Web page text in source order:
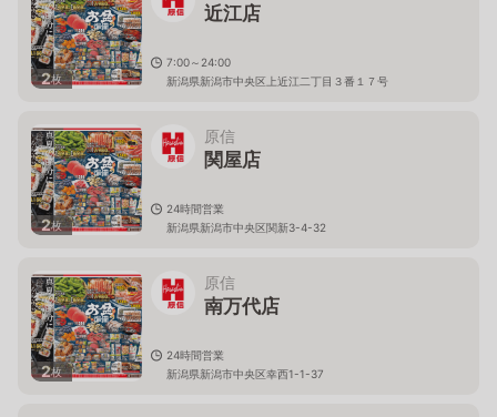
2枚
近江店
7:00～24:00
新潟県新潟市中央区上近江二丁目３番１７号
2枚
原信
関屋店
24時間営業
新潟県新潟市中央区関新3-4-32
2枚
原信
南万代店
24時間営業
新潟県新潟市中央区幸西1-1-37